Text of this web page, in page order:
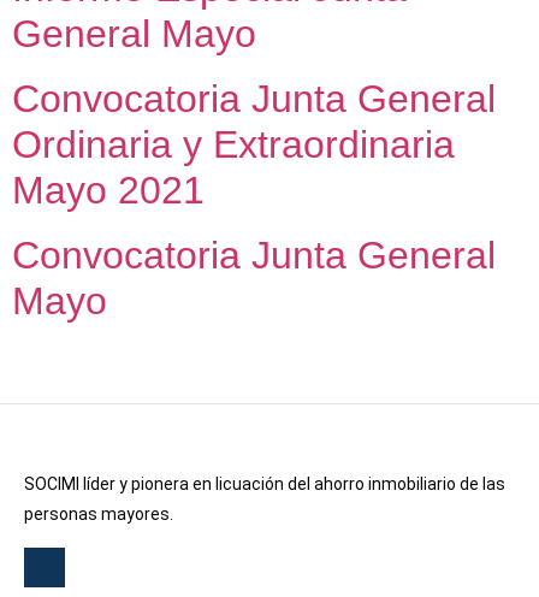
General Mayo
Convocatoria Junta General
Ordinaria y Extraordinaria
Mayo 2021
Convocatoria Junta General
Mayo
SOCIMI líder y pionera en licuación del ahorro inmobiliario de las
personas mayores.